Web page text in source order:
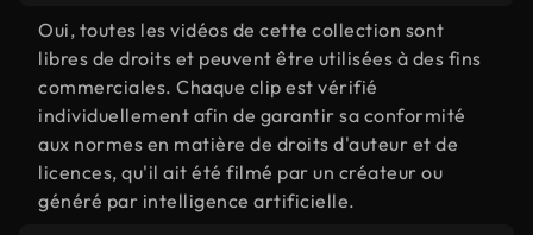
Oui, toutes les vidéos de cette collection sont
libres de droits et peuvent être utilisées à des fins
commerciales. Chaque clip est vérifié
individuellement afin de garantir sa conformité
aux normes en matière de droits d'auteur et de
licences, qu'il ait été filmé par un créateur ou
généré par intelligence artificielle.